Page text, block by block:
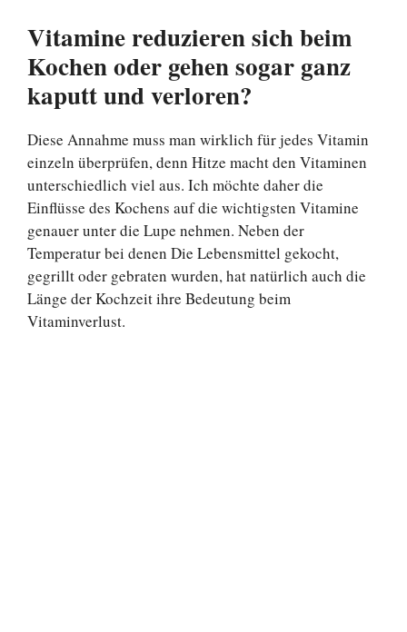
Vitamine reduzieren sich beim
Kochen oder gehen sogar ganz
kaputt und verloren?
Diese Annahme muss man wirklich für jedes Vitamin
einzeln überprüfen, denn Hitze macht den Vitaminen
unterschiedlich viel aus. Ich möchte daher die
Einflüsse des Kochens auf die wichtigsten Vitamine
genauer unter die Lupe nehmen. Neben der
Temperatur bei denen Die Lebensmittel gekocht,
gegrillt oder gebraten wurden, hat natürlich auch die
Länge der Kochzeit ihre Bedeutung beim
Vitaminverlust.